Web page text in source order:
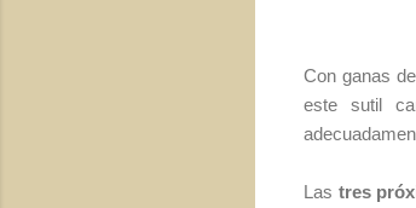
Con ganas
este sutil
Las tres